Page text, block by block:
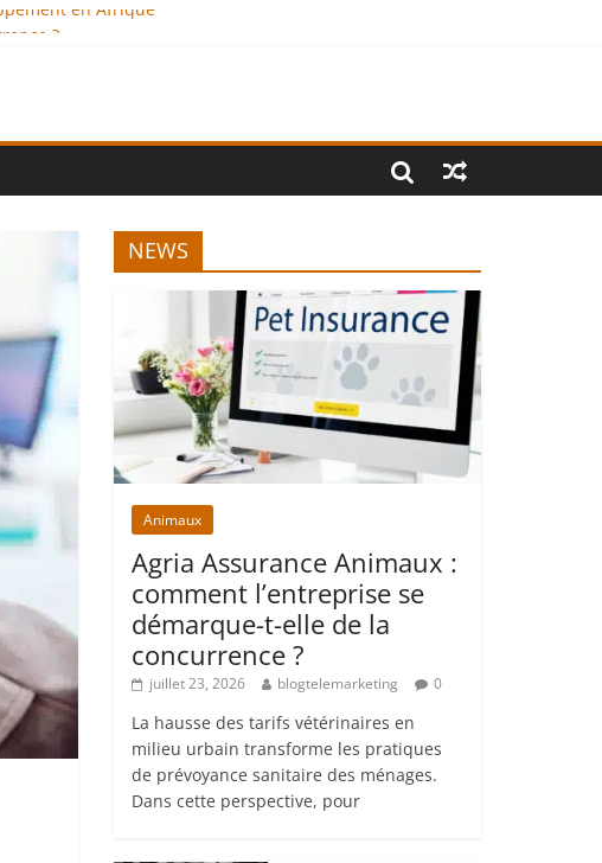
en Afrique
NEWS
Animaux
Agria Assurance Animaux :
comment l’entreprise se
démarque-t-elle de la
concurrence ?
juillet 23, 2026 blogtelemarketing 0
La hausse des tarifs vétérinaires en
milieu urbain transforme les pratiques
de prévoyance sanitaire des ménages.
Dans cette perspective, pour